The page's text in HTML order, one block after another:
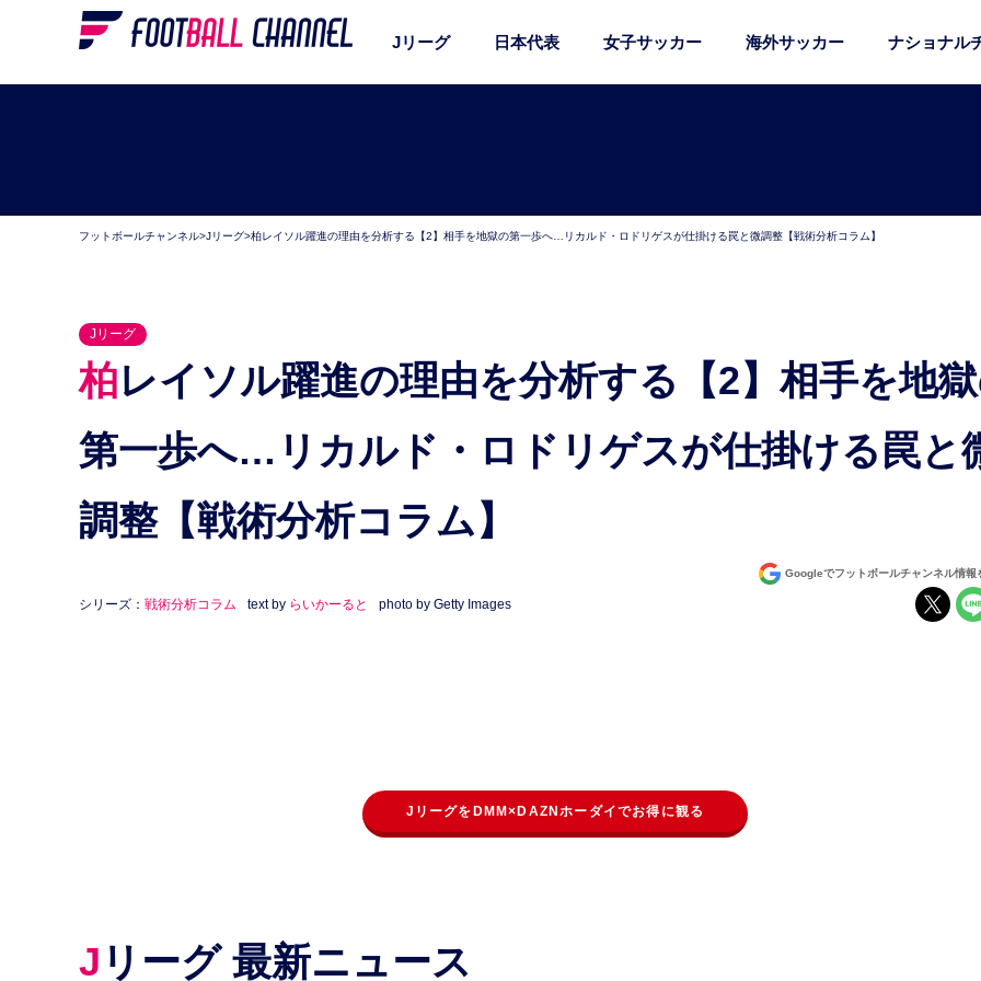
Jリーグ 日本代表 女子サッカー 海外サッカー ナショナル
フットボールチャンネル>Jリーグ>柏レイソル躍進の理由を分析する【2】相手を地獄の第一歩へ…リカルド・ロドリゲスが仕掛ける罠と微調整【戦術分析コラム】
Jリーグ
柏レイソル躍進の理由を分析する【2】相手を地獄の
第一歩へ…リカルド・ロドリゲスが仕掛ける罠と
調整【戦術分析コラム】
Googleでフットボールチャンネル情報
シリーズ： 戦術分析コラム text by らいかーると photo by Getty Images
JリーグをDMM×DAZNホーダイでお得に観る
Jリーグ 最新ニュース